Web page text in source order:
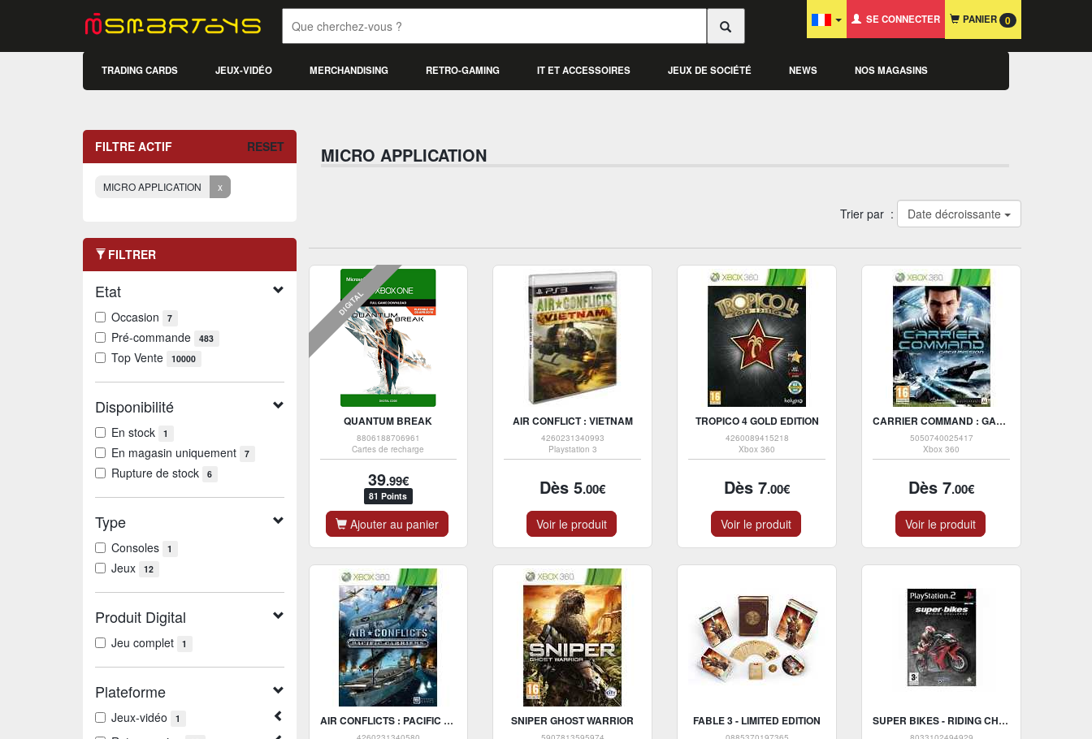
SE CONNECTER PANIER 0
TRADING CARDS JEUX-VIDÉO MERCHANDISING RETRO-GAMING IT ET ACCESSOIRES JEUX DE SOCIÉTÉ NEWS NOS MAGASINS
FILTRE ACTIF RESET
MICRO APPLICATION x
FILTRER
Etat
Occasion 7
Pré-commande 483
Top Vente 10000
Disponibilité
En stock 1
En magasin uniquement 7
Rupture de stock 6
Type
Consoles 1
Jeux 12
Produit Digital
Jeu complet 1
Plateforme
Jeux-vidéo 1
MICRO APPLICATION
Trier par : Date décroissante
QUANTUM BREAK
8806188706961
Cartes de recharge
39.99€
81 Points
Ajouter au panier
DIGITAL
AIR CONFLICT : VIETNAM
4260231340993
Playstation 3
Dès 5.00€
Voir le produit
TROPICO 4 GOLD EDITION
4260089415218
Xbox 360
Dès 7.00€
Voir le produit
CARRIER COMMAND : GAEA MISSION
5050740025417
Xbox 360
Dès 7.00€
Voir le produit
AIR CONFLICTS : PACIFIC CARRIERS SNIPER GHOST WARRIOR FABLE 3 - LIMITED EDITION SUPER BIKES - RIDING CHALLENGE